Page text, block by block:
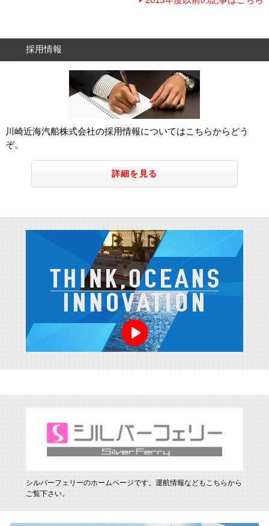
採用情報
川崎近海汽船株式会社の採用情報についてはこちらからどう
ぞ。
詳細を見る
シルバーフェリーのホームページです。運航情報などもこちらから
ご覧下さい。